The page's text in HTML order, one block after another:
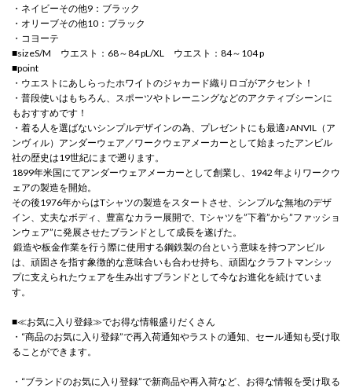
・ネイビーその他9：ブラック
・オリーブその他10：ブラック
・コヨーテ
■sizeS/M ウエスト：68～84 pL/XL ウエスト：84～104 p
■point
・ウエストにあしらったホワイトのジャカード織りロゴがアクセント！
・普段使いはもちろん、スポーツやトレーニングなどのアクティブシーンに
もおすすめです！
・着る人を選ばないシンプルデザインの為、プレゼントにも最適♪ANVIL（ア
ンヴィル）アンダーウェア／ワークウェアメーカーとして始まったアンビル
社の歴史は19世紀にまで遡ります。
1899年米国にてアンダーウェアメーカーとして創業し、1942 年よりワークウ
ェアの製造を開始。
その後1976年からはTシャツの製造をスタートさせ、シンプルな無地のデザ
イン、丈夫なボディ、豊富なカラー展開で、Tシャツを”下着”から”ファッショ
ンウェア”に発展させたブランドとして成長を遂げた。
鍛造や板金作業を行う際に使用する鋼鉄製の台という意味を持つアンビル
は、頑固さを指す象徴的な意味合いも合わせ持ち、頑固なクラフトマンシッ
プに支えられたウェアを生み出すブランドとして今なお進化を続けていま
す。
■≪お気に入り登録≫でお得な情報盛りだくさん
・“商品のお気に入り登録”で再入荷通知やラストの通知、セール通知も受け取
ることができます。
・“ブランドのお気に入り登録”で新商品や再入荷など、お得な情報を受け取る